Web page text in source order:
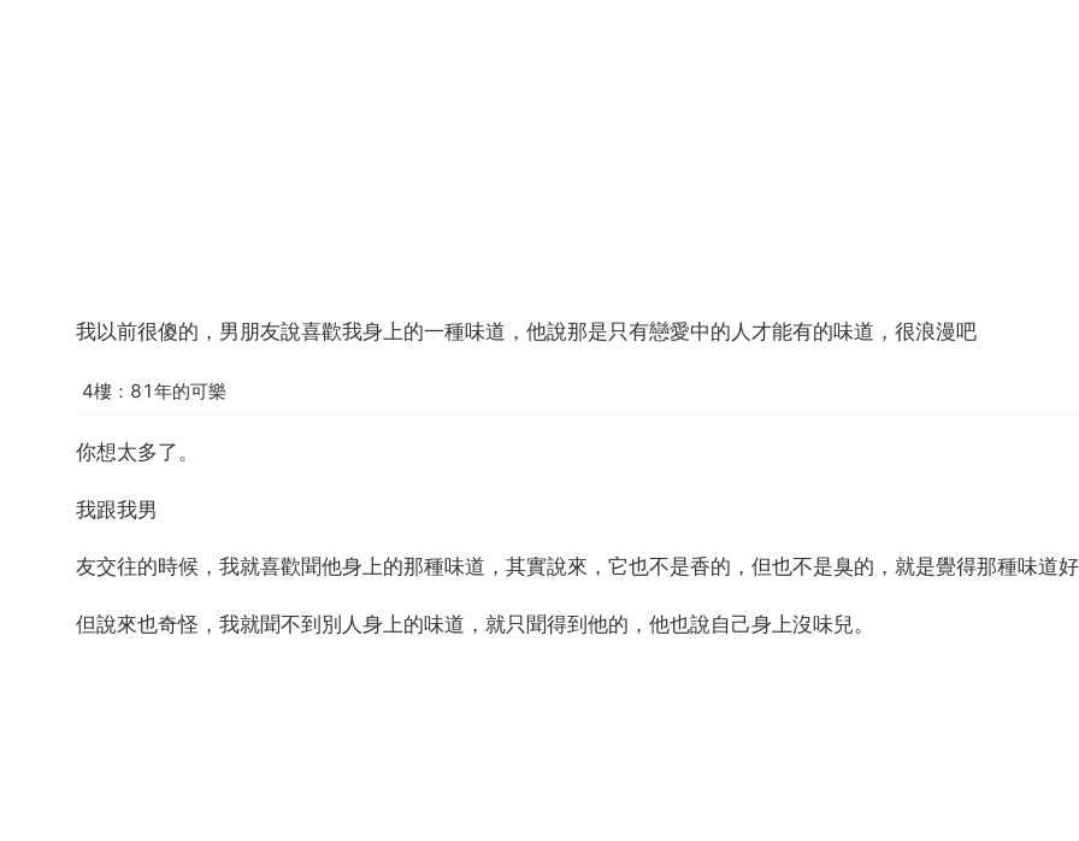
我以前很傻的，男朋友說喜歡我身上的一種味道，他說那是只有戀愛中的人才能有的味道，很浪漫吧
4樓：81年的可樂
你想太多了。
我跟我男
友交往的時候，我就喜歡聞他身上的那種味道，其實說來，它也不是香的，但也不是臭的，就是覺得那種味道
但說來也奇怪，我就聞不到別人身上的味道，就只聞得到他的，他也說自己身上沒味兒。